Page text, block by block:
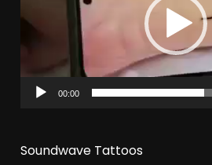
00:00
Soundwave Tattoos